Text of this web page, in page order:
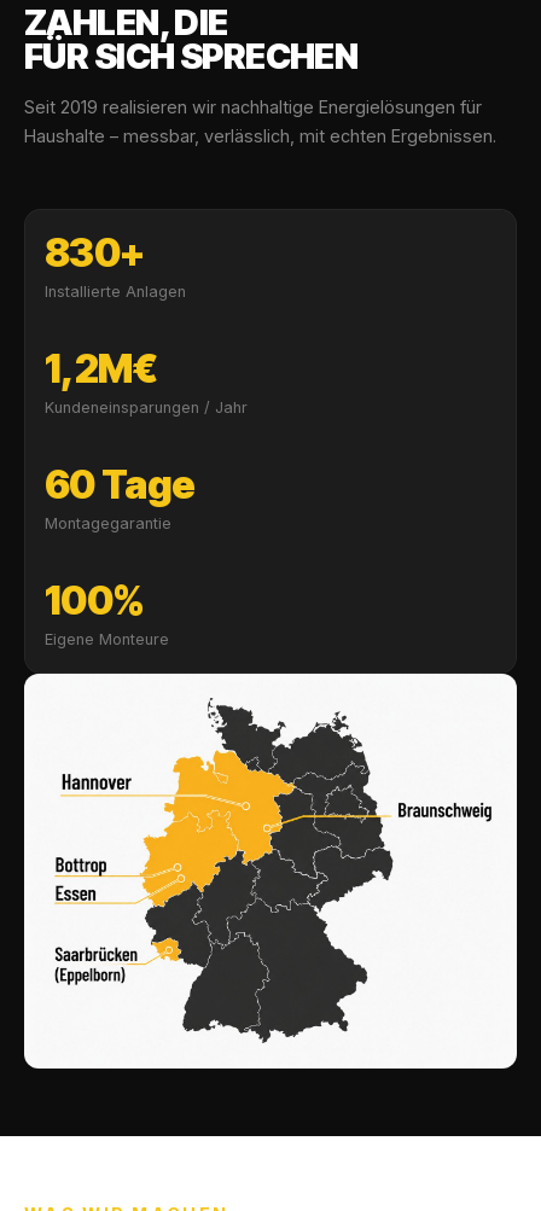
ZAHLEN, DIE
FÜR SICH SPRECHEN
Seit 2019 realisieren wir nachhaltige Energielösungen für
Haushalte – messbar, verlässlich, mit echten Ergebnissen.
830+
Installierte Anlagen
1,2M€
Kundeneinsparungen / Jahr
60 Tage
Montagegarantie
100%
Eigene Monteure